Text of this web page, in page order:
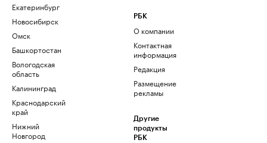
Екатеринбург
Новосибирск
Омск
Башкортостан
Вологодская
область
Калининград
Краснодарский
край
Нижний
Новгород
РБК
О компании
Контактная
информация
Редакция
Размещение
рекламы
Другие
продукты
РБК